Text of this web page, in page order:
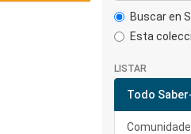
Buscar en
Esta
LISTAR
Todo